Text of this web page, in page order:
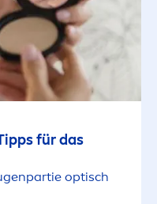
für das
optisch